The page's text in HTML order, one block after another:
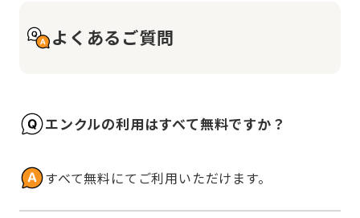
よくあるご質問
エンクルの利用はすべて無料ですか？
すべて無料にてご利用いただけます。